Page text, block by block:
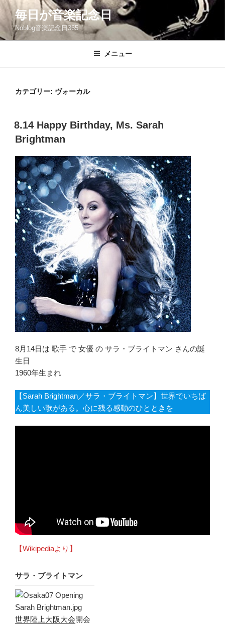
コ
テ
ン
毎日が音楽記念日
Noblog音楽記念日365
メニュー
カテゴリー: ヴォーカル
投
稿
日:
8.14 Happy Birthday, Ms. Sarah
Brightman
8月14日は 歌手 で 女優 の サラ・ブライトマン さんの誕
生日
1960年生まれ
【Sarah Brightman／サラ・ブライトマン】世界でいちば
ん美しい歌がある。心に残る感動のひとときを
【Wikipediaより】
サラ・ブライトマン
世界陸上大阪大会開会